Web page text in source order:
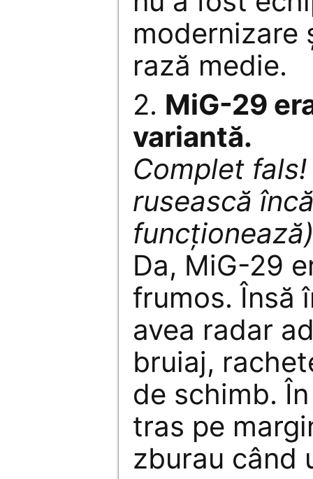
modernizare
rază medie.
2. MiG-29
variantă.
Complet
rusească
Da, MiG-29
frumos. Însă
avea radar
bruiaj,
de schimb.
tras pe
zburau când